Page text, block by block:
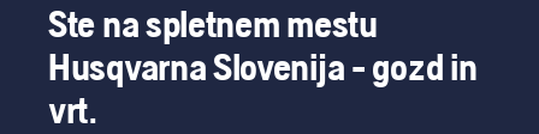
Ste na spletnem mestu
Husqvarna Slovenija - gozd in
vrt.